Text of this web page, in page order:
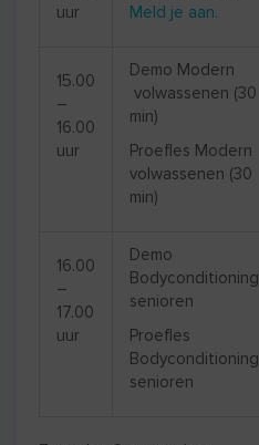
uur
Meld je aan.
15.00
–
16.00
uur
Demo Modern
volwassenen (30
min)
Proefles Modern
volwassenen (30
min)
16.00
–
17.00
uur
Demo
Bodyconditioning
senioren
Proefles
Bodyconditioning
senioren